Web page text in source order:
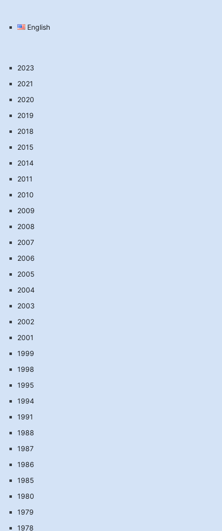
English
2023
2021
2020
2019
2018
2015
2014
2011
2010
2009
2008
2007
2006
2005
2004
2003
2002
2001
1999
1998
1995
1994
1991
1988
1987
1986
1985
1980
1979
1978